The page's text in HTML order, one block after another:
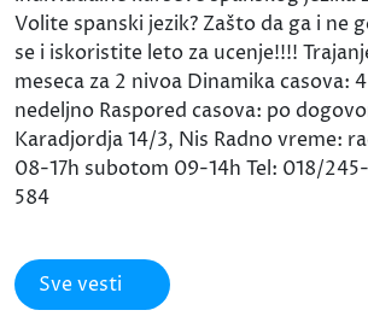
Volite spanski jezik? Zašto da ga i ne
se i iskoristite leto za ucenje!!!!
meseca za 2 nivoa Dinamika casova:
nedeljno Raspored casova: po
Karadjordja 14/3, Nis Radno vreme:
08-17h subotom 09-14h Tel: 018/
584
Sve vesti